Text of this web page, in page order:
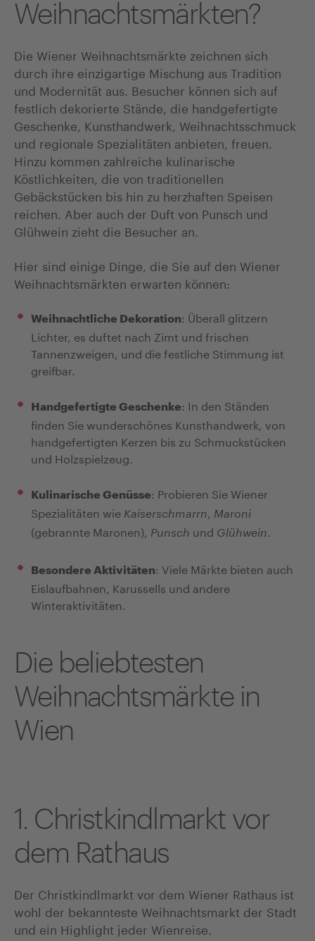
Weihnachtsmärkten?
Die Wiener Weihnachtsmärkte zeichnen sich
durch ihre einzigartige Mischung aus Tradition
und Modernität aus. Besucher können sich auf
festlich dekorierte Stände, die handgefertigte
Geschenke, Kunsthandwerk, Weihnachtsschmuck
und regionale Spezialitäten anbieten, freuen.
Hinzu kommen zahlreiche kulinarische
Köstlichkeiten, die von traditionellen
Gebäckstücken bis hin zu herzhaften Speisen
reichen. Aber auch der Duft von Punsch und
Glühwein zieht die Besucher an.
Hier sind einige Dinge, die Sie auf den Wiener
Weihnachtsmärkten erwarten können:
Weihnachtliche Dekoration: Überall glitzern
Lichter, es duftet nach Zimt und frischen
Tannenzweigen, und die festliche Stimmung ist
greifbar.
Handgefertigte Geschenke: In den Ständen
finden Sie wunderschönes Kunsthandwerk, von
handgefertigten Kerzen bis zu Schmuckstücken
und Holzspielzeug.
Kulinarische Genüsse: Probieren Sie Wiener
Spezialitäten wie Kaiserschmarrn, Maroni
(gebrannte Maronen), Punsch und Glühwein.
Besondere Aktivitäten: Viele Märkte bieten auch
Eislaufbahnen, Karussells und andere
Winteraktivitäten.
Die beliebtesten
Weihnachtsmärkte in
Wien
1. Christkindlmarkt vor
dem Rathaus
Der Christkindlmarkt vor dem Wiener Rathaus ist
wohl der bekannteste Weihnachtsmarkt der Stadt
und ein Highlight jeder Wienreise.